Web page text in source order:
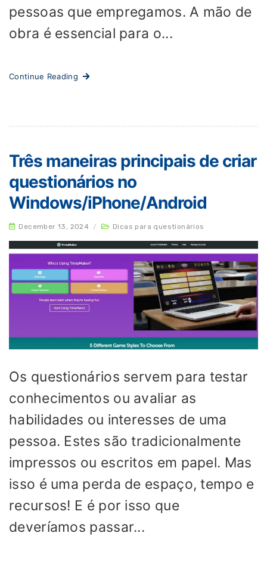
pessoas que empregamos. A mão de
obra é essencial para o...
Continue Reading
Três maneiras principais de criar
questionários no
Windows/iPhone/Android
December 13, 2024 / Dicas para questionários
Os questionários servem para testar
conhecimentos ou avaliar as
habilidades ou interesses de uma
pessoa. Estes são tradicionalmente
impressos ou escritos em papel. Mas
isso é uma perda de espaço, tempo e
recursos! E é por isso que
deveríamos passar...